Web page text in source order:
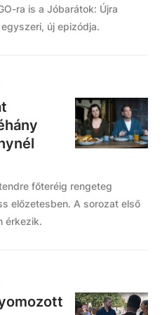
ra is a Jóbarátok: Újra
új epizódja.
főteréig rengeteg
előzetesben. A sorozat első
érkezik.